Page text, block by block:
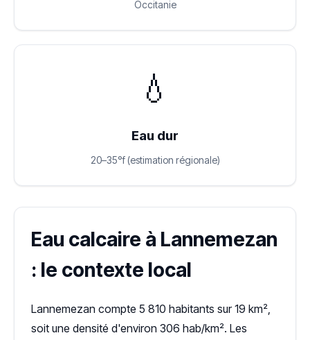
Occitanie
💧
Eau dur
20–35°f (estimation régionale)
Eau calcaire à Lannemezan
: le contexte local
Lannemezan compte 5 810 habitants sur 19 km²,
soit une densité d'environ 306 hab/km². Les